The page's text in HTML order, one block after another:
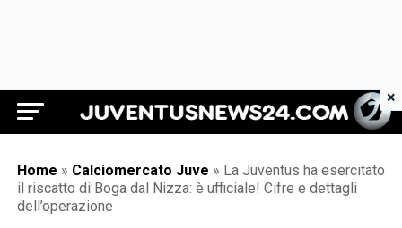
Juventus News 24
Home » Calciomercato Juve » La Juventus ha esercitato
il riscatto di Boga dal Nizza: è ufficiale! Cifre e dettagli
dell’operazione
×